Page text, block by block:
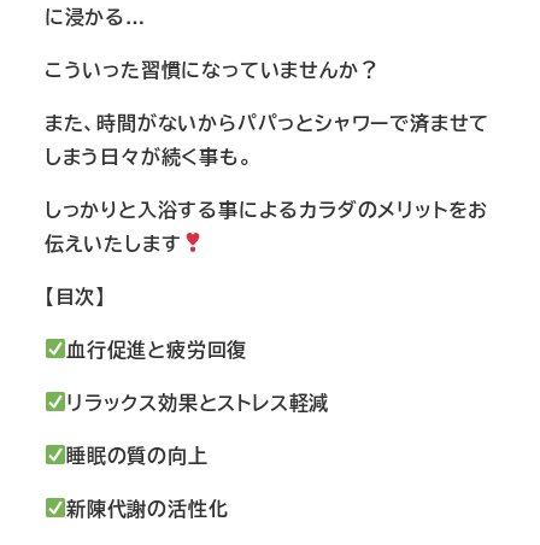
に浸かる…
こういった習慣になっていませんか？
また、時間がないからパパっとシャワーで済ませて
しまう日々が続く事も。
しっかりと入浴する事によるカラダのメリットをお
伝えいたします
【目次】
血行促進と疲労回復
リラックス効果とストレス軽減
睡眠の質の向上
新陳代謝の活性化